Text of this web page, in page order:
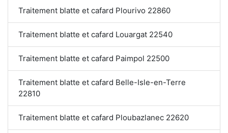
Traitement blatte et cafard Plourivo 22860
Traitement blatte et cafard Louargat 22540
Traitement blatte et cafard Paimpol 22500
Traitement blatte et cafard Belle-Isle-en-Terre
22810
Traitement blatte et cafard Ploubazlanec 22620